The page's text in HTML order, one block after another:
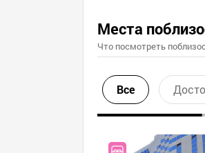
Места
Что посмотреть
Все